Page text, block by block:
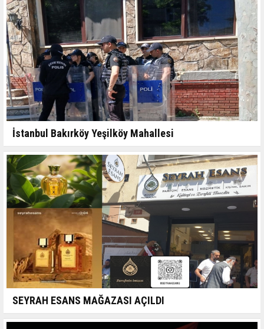
İstanbul Bakırköy Yeşilköy Mahallesi
SEYRAH ESANS MAĞAZASI AÇILDI